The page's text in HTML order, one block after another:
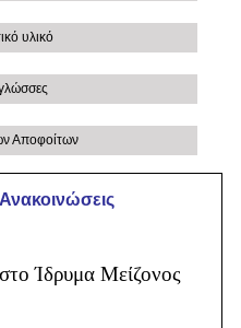
υλικό
Αποφοίτων
Ίδρυμα Μείζονος